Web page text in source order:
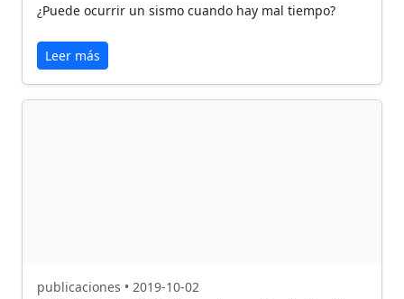
¿Puede ocurrir un sismo cuando hay mal tiempo?
Leer más
publicaciones • 2019-10-02